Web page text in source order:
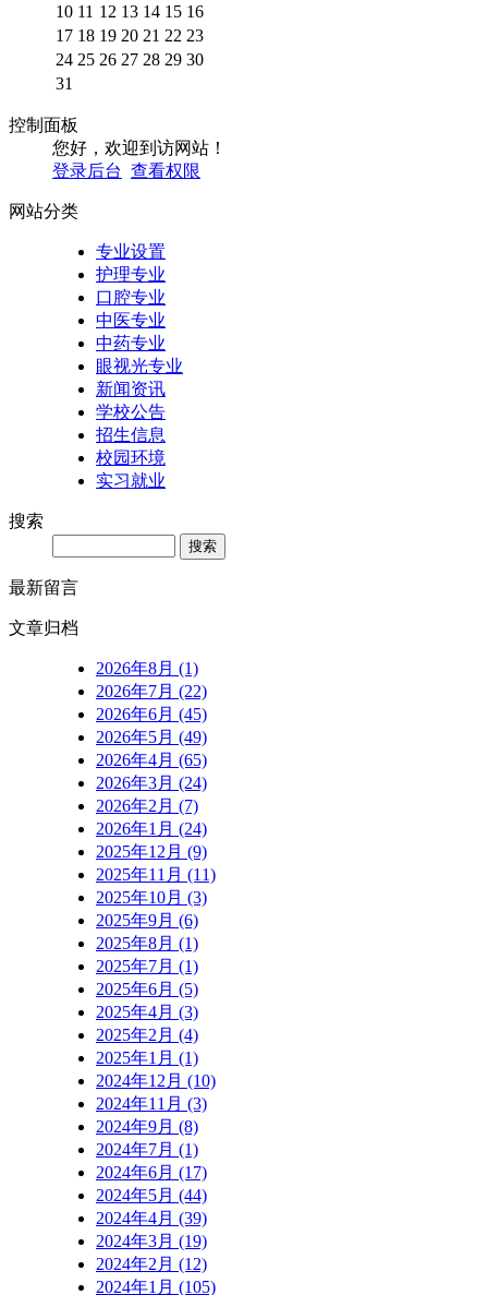
10 11 12 13 14 15 16
17 18 19 20 21 22 23
24 25 26 27 28 29 30
31
控制面板
您好，欢迎到访网站！
登录后台 查看权限
网站分类
专业设置
护理专业
口腔专业
中医专业
中药专业
眼视光专业
新闻资讯
学校公告
招生信息
校园环境
实习就业
搜索
最新留言
文章归档
2026年8月 (1)
2026年7月 (22)
2026年6月 (45)
2026年5月 (49)
2026年4月 (65)
2026年3月 (24)
2026年2月 (7)
2026年1月 (24)
2025年12月 (9)
2025年11月 (11)
2025年10月 (3)
2025年9月 (6)
2025年8月 (1)
2025年7月 (1)
2025年6月 (5)
2025年4月 (3)
2025年2月 (4)
2025年1月 (1)
2024年12月 (10)
2024年11月 (3)
2024年9月 (8)
2024年7月 (1)
2024年6月 (17)
2024年5月 (44)
2024年4月 (39)
2024年3月 (19)
2024年2月 (12)
2024年1月 (105)